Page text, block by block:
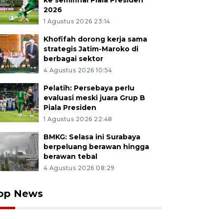
2026
1 Agustus 2026 23:14
Khofifah dorong kerja sama
strategis Jatim-Maroko di
berbagai sektor
4 Agustus 2026 10:54
Pelatih: Persebaya perlu
evaluasi meski juara Grup B
Piala Presiden
1 Agustus 2026 22:48
BMKG: Selasa ini Surabaya
berpeluang berawan hingga
berawan tebal
4 Agustus 2026 08:29
News